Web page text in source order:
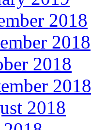
2018
2018
2018
2018
2018